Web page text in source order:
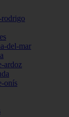
rodrigo
del-mar
ardoz
onís